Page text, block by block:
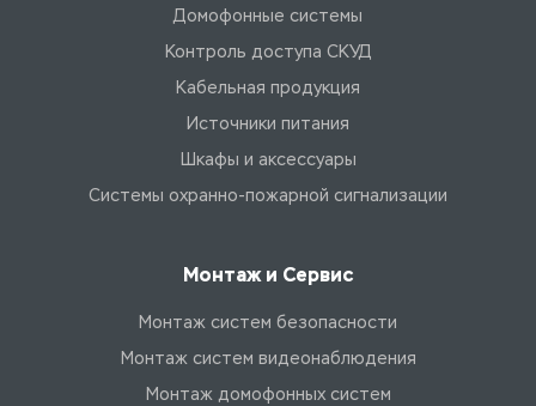
Домофонные системы
Контроль доступа СКУД
Кабельная продукция
Источники питания
Шкафы и аксессуары
Системы охранно-пожарной сигнализации
Монтаж и Сервис
Монтаж систем безопасности
Монтаж систем видеонаблюдения
Монтаж домофонных систем